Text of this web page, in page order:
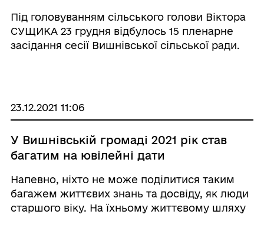
Під головуванням сільського голови Віктора
СУЩИКА 23 грудня відбулось 15 пленарне
засідання сесії Вишнівської сільської ради.
23.12.2021 11:06
У Вишнівській громаді 2021 рік став
багатим на ювілейні дати
Напевно, ніхто не може поділитися таким
багажем життєвих знань та досвіду, як люди
старшого віку. На їхньому життєвому шляху